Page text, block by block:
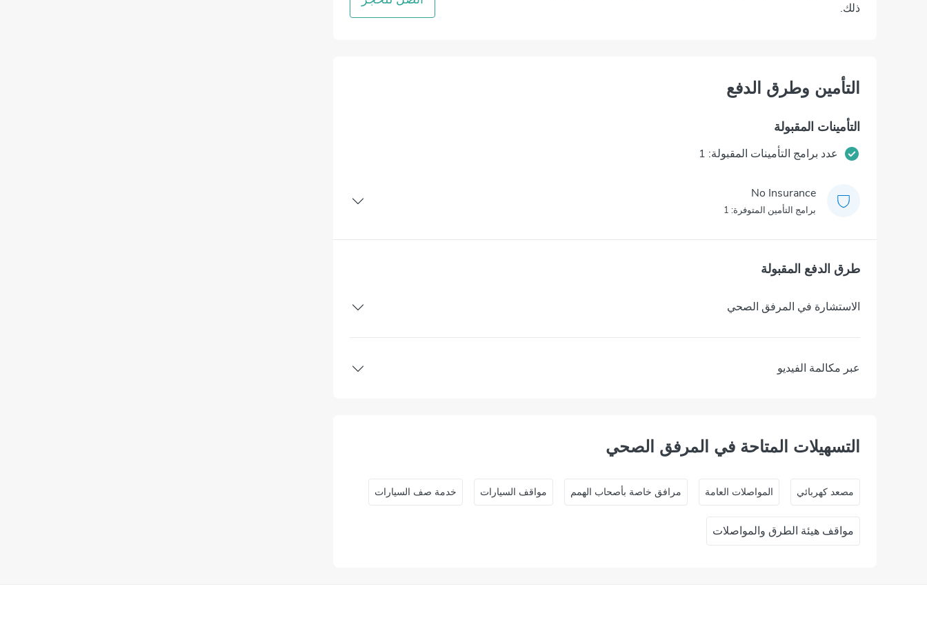
ذلك.
التأمين وطرق الدفع
التأمينات المقبولة
عدد برامج التأمينات المقبولة: 1
No Insurance
برامج التأمين المتوفرة: 1
طرق الدفع المقبولة
الاستشارة في المرفق الصحي
عبر مكالمة الفيديو
التسهيلات المتاحة في المرفق الصحي
ﻣﺼﻌﺪ ﻛﻬﺮﺑﺎﺋﻲ المواصلات العامة مرافق خاصة بأصحاب الهمم مواقف السيارات خدمة صف السيارات
مواقف هيئة الطرق والمواصلات